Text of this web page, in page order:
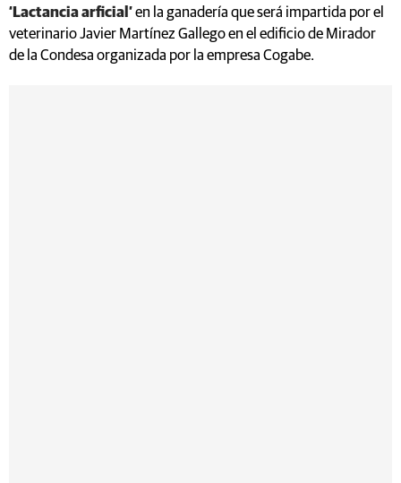
‘Lactancia arficial’en la ganadería que será impartida por el
veterinario Javier Martínez Gallego en el edificio de Mirador
de la Condesa organizada por la empresa Cogabe.